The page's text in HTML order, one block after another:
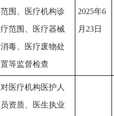
范围、医疗机构诊
疗范围、医疗器械
消毒、医疗废物处
置等监督检查
2025年6
月23日
对医疗机构医护人
员资质、医生执业